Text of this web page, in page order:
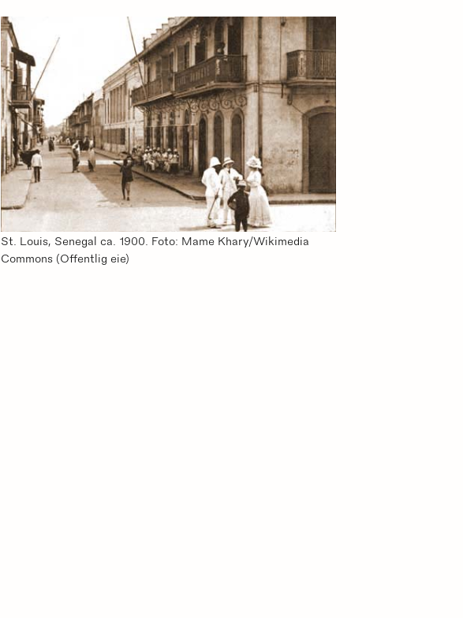
St. Louis, Senegal ca. 1900. Foto: Mame Khary/Wikimedia
Commons (Offentlig eie)